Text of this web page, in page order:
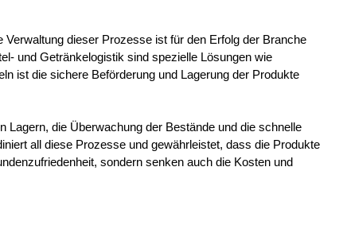
dieser Prozesse ist für den Erfolg der Branche
und Getränkelogistik sind spezielle Lösungen wie
ist die sichere Beförderung und Lagerung der Produkte
Lagern, die Überwachung der Bestände und die schnelle
all diese Prozesse und gewährleistet, dass die Produkte
sondern senken auch die Kosten und